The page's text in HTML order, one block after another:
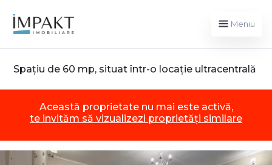
Meniu
Spațiu de 60 mp, situat într-o locație ultracentrală
Această proprietate nu mai este activă,
te invităm să vizualizezi proprietăți similare